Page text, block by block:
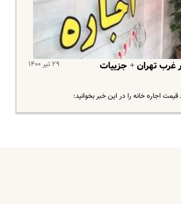
۲۹ تیر ۱۴۰۰
غرب تهران + جزییات
اجاره خانه را در این خبر بخوانید: